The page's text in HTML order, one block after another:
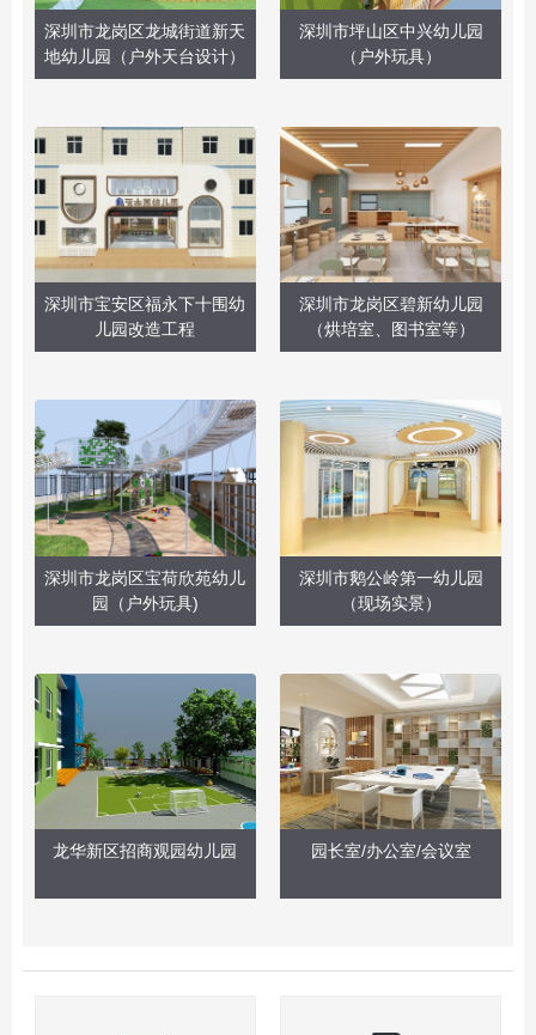
深圳市龙岗区龙城街道新天
地幼儿园（户外天台设计）
深圳市坪山区中兴幼儿园
（户外玩具）
深圳市宝安区福永下十围幼
儿园改造工程
深圳市龙岗区碧新幼儿园
（烘培室、图书室等）
深圳市龙岗区宝荷欣苑幼儿
园（户外玩具)
深圳市鹅公岭第一幼儿园
（现场实景）
龙华新区招商观园幼儿园 园长室/办公室/会议室